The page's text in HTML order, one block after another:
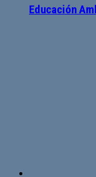
Educación